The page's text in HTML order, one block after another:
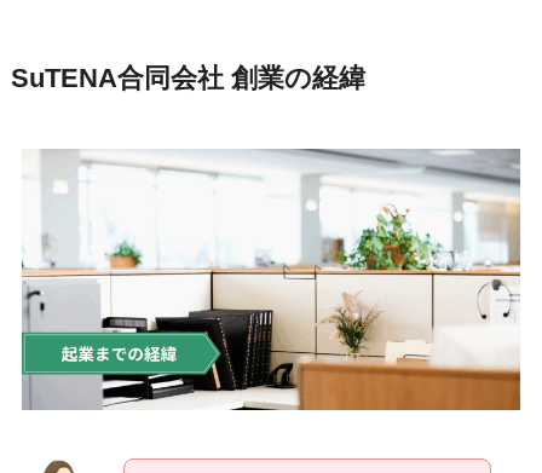
SuTENA合同会社 創業の経緯